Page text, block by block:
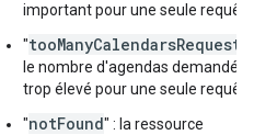
important pour une seule
"
le nombre d'agendas demandés
trop élevé pour une seule
"notFound" : la ressource